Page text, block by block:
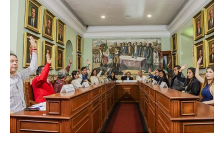
Turismo
Trámites
Servicios
Licitaciones
Transparencia
Directorio